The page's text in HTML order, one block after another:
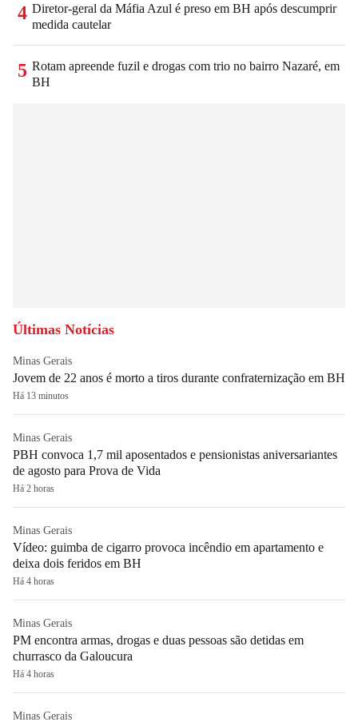
4 Diretor-geral da Máfia Azul é preso em BH após descumprir
medida cautelar
5 Rotam apreende fuzil e drogas com trio no bairro Nazaré, em
BH
Últimas Notícias
Minas Gerais
Jovem de 22 anos é morto a tiros durante confraternização em BH
Há 13 minutos
Minas Gerais
PBH convoca 1,7 mil aposentados e pensionistas aniversariantes
de agosto para Prova de Vida
Há 2 horas
Minas Gerais
Vídeo: guimba de cigarro provoca incêndio em apartamento e
deixa dois feridos em BH
Há 4 horas
Minas Gerais
PM encontra armas, drogas e duas pessoas são detidas em
churrasco da Galoucura
Há 4 horas
Minas Gerais